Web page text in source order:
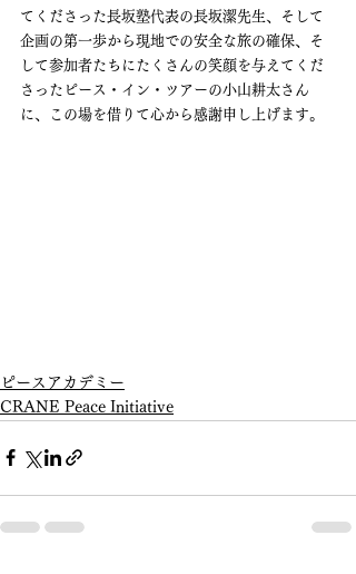
てくださった長坂塾代表の長坂潔先生、そして
企画の第一歩から現地での安全な旅の確保、そ
して参加者たちにたくさんの笑顔を与えてくだ
さったピース・イン・ツアーの小山耕太さん
に、この場を借りて心から感謝申し上げます。
ピースアカデミー
CRANE Peace Initiative